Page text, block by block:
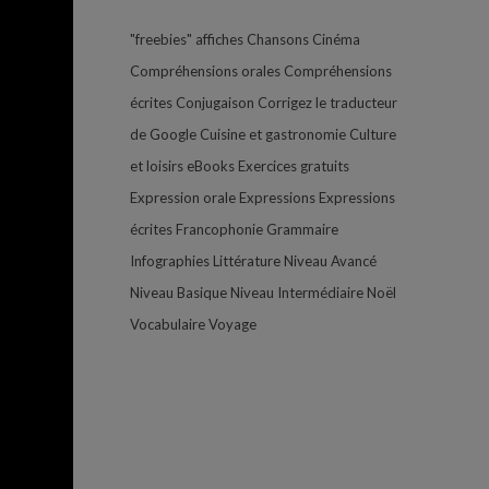
"freebies" affiches Chansons Cinéma
Compréhensions orales Compréhensions
écrites Conjugaison Corrigez le traducteur
de Google Cuisine et gastronomie Culture
et loisirs eBooks Exercices gratuits
Expression orale Expressions Expressions
écrites Francophonie Grammaire
Infographies Littérature Niveau Avancé
Niveau Basique Niveau Intermédiaire Noël
VocabulaireVoyage